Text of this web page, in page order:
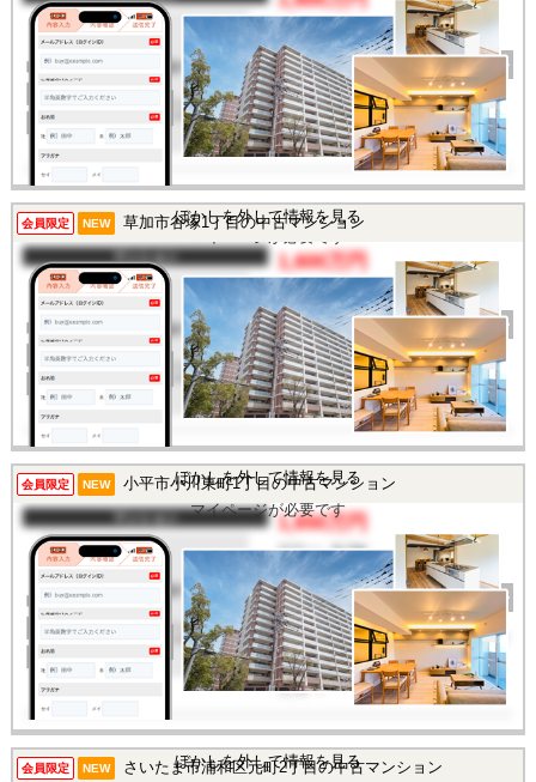
間取り 2DK
完成年
1973年
建物面積 70.28㎡
土地面積 -
所在地 東京都葛飾区堀切4丁目
交通 /
会員限定 NEW 草加市谷塚1丁目の中古マンション
マンション 1,600万円
間取り 3LDK
完成年
1989年
建物面積 63.18㎡
土地面積 -
所在地 埼玉県草加市谷塚1丁目
交通 /
この物件を見るには
ぼかしを外して情報を見る
会員限定 NEW 小平市小川東町1丁目の中古マンション
マンション 1,650万円
間取り 2LDK
完成年 1982年
建物面積 53.9㎡
土地面積 -
所在地 東京都小平市小川東町1丁
目
交通 /
この物件を見るには
マイページが必要です
ぼかしを外して情報を見る
会員限定 NEW さいたま市浦和区元町2丁目の中古マンション
この物件を見るには
ぼかしを外して情報を見る